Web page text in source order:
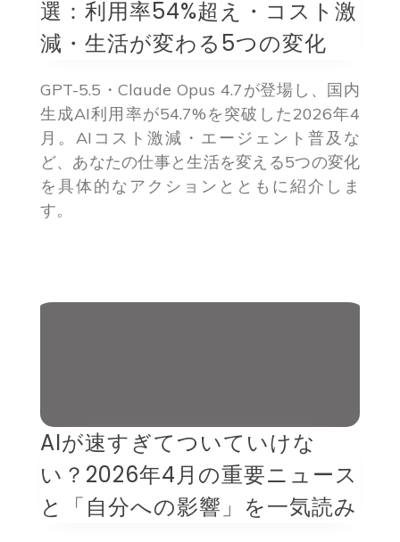
選：利用率54%超え・コスト激
減・生活が変わる5つの変化
GPT-5.5・Claude Opus 4.7が登場し、国内
生成AI利用率が54.7%を突破した2026年4
月。AIコスト激減・エージェント普及な
ど、あなたの仕事と生活を変える5つの変化
を具体的なアクションとともに紹介しま
す。
AIが速すぎてついていけな
い？2026年4月の重要ニュース
と「自分への影響」を一気読み